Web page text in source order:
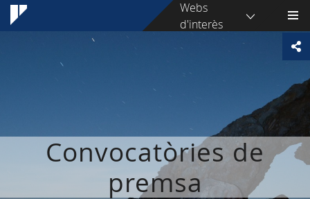
Webs
d'interès
Convocatòries de
premsa